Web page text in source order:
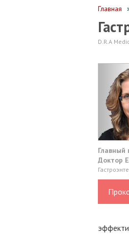
Главная
D.R.A
Главный
Доктор